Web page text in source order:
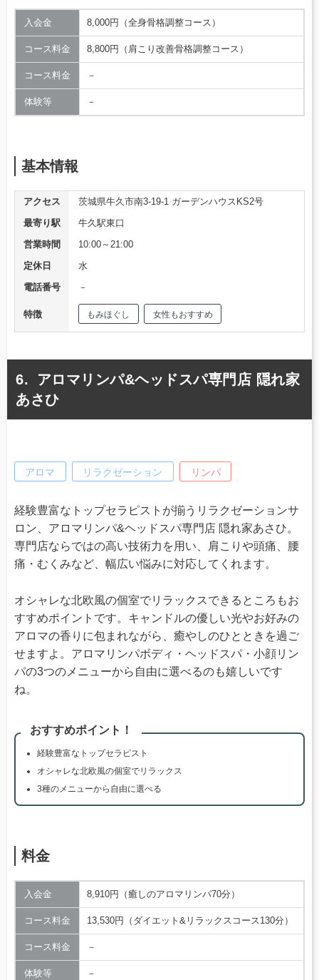
入会金 8,000円（全身骨格調整コース）
コース料金 8,800円（肩こり改善骨格調整コース）
コース料金 －
体験等 －
基本情報
アクセス
茨城県牛久市南3-19-1 ガーデンハウスKS2号
最寄り駅
牛久駅東口
営業時間
10:00～21:00
定休日
水
電話番号
－
特徴 もみほぐし 女性もおすすめ
アロマリンパ&ヘッドスパ専門店 隠れ家
あさひ
アロマ リラクゼーション リンパ
経験豊富なトップセラピストが揃うリラクゼーションサ
ロン、アロマリンパ&ヘッドスパ専門店 隠れ家あさひ。
専門店ならではの高い技術力を用い、肩こりや頭痛、腰
痛・むくみなど、幅広い悩みに対応してくれます。
オシャレな北欧風の個室でリラックスできるところもお
すすめポイントです。キャンドルの優しい光やお好みの
アロマの香りに包まれながら、癒やしのひとときを過ご
せますよ。アロマリンパボディ・ヘッドスパ・小顔リン
パの3つのメニューから自由に選べるのも嬉しいです
ね。
おすすめポイント！
経験豊富なトップセラピスト
オシャレな北欧風の個室でリラックス
3種のメニューから自由に選べる
料金
入会金 8,910円（癒しのアロマリンパ70分）
コース料金 13,530円（ダイエット&リラックスコース130分）
コース料金 －
体験等 －